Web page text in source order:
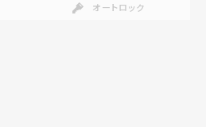
オートロック